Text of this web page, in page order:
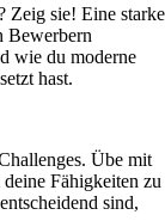
Zeig sie! Eine starke
Bewerbern
wie du moderne
hast.
Übe mit
Fähigkeiten zu
sind,